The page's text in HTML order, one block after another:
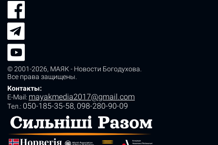
© 2001-2026, МАЯК - Новости Богодухова
Все права защищены.
Контакты:
E-Mail: mayakmedia2017@gmail.com
Tел.: 050-185-35-58, 098-280-90-09